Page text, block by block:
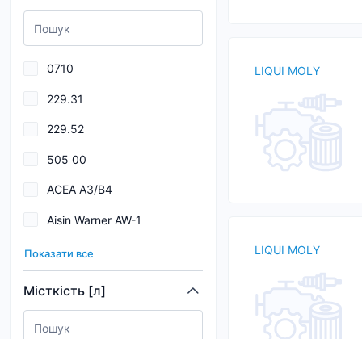
BG
BINDER
BIZOL
Blue Print
BMW
BORGWARNER
BOSCH
Breck
0710
229.31
229.52
505 00
ACEA A3/B4
Aisin Warner AW-1
Allison C-4
Allison TES 389
Показати все
Місткість [л]
LIQUI MOLY
LIQUI MOLY